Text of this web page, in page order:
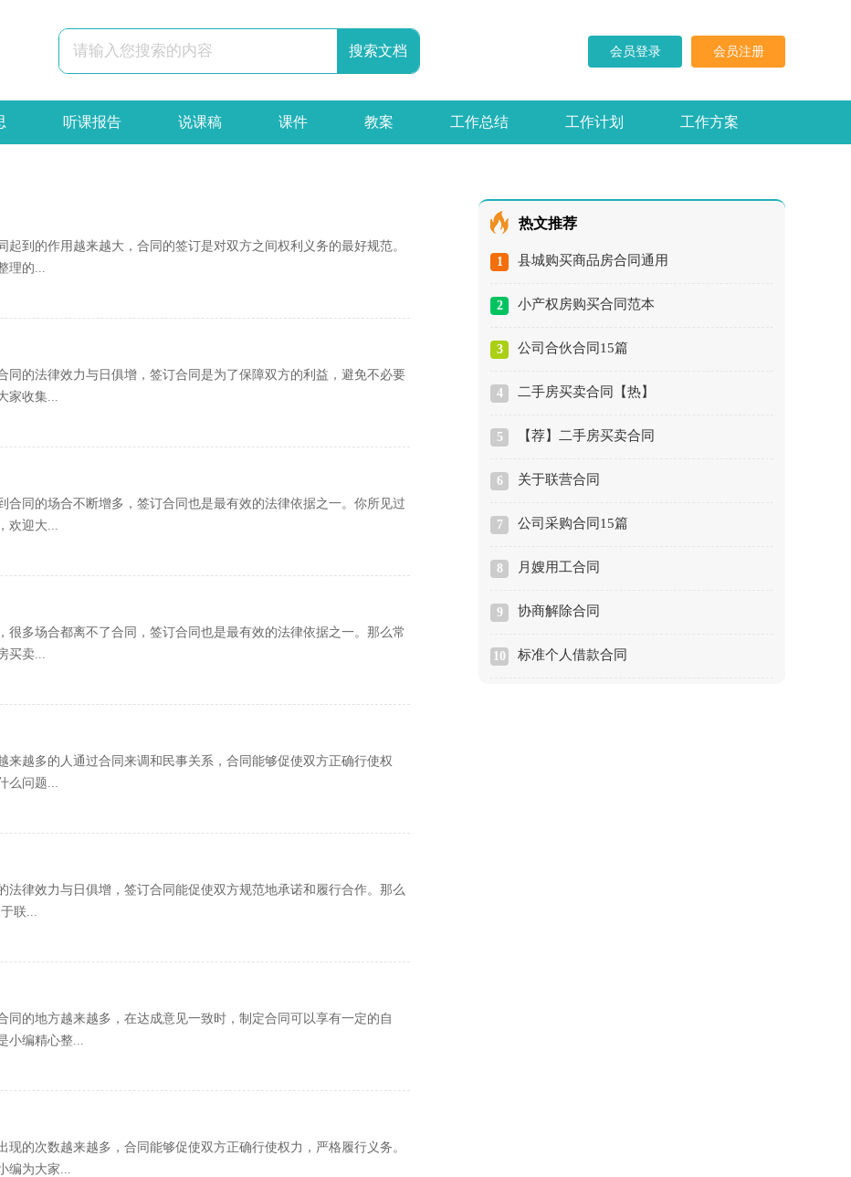
会员登录 会员注册
听课报告 说课稿 课件 教案 工作总结 工作计划 工作方案
到的作用越来越大，合同的签订是对双方之间权利义务的最好规范。
理的...
的法律效力与日俱增，签订合同是为了保障双方的利益，避免不必要
家收集...
同的场合不断增多，签订合同也是最有效的法律依据之一。你所见过
欢迎大...
多场合都离不了合同，签订合同也是最有效的法律依据之一。那么常
买卖...
来越多的人通过合同来调和民事关系，合同能够促使双方正确行使权
么问题...
律效力与日俱增，签订合同能促使双方规范地承诺和履行合作。那么
联...
的地方越来越多，在达成意见一致时，制定合同可以享有一定的自
小编精心整...
的次数越来越多，合同能够促使双方正确行使权力，严格履行义务。
编为大家...
热文推荐
1 县城购买商品房合同通用
2 小产权房购买合同范本
3 公司合伙合同15篇
4 二手房买卖合同【热】
5 【荐】二手房买卖合同
6 关于联营合同
7 公司采购合同15篇
8 月嫂用工合同
9 协商解除合同
10 标准个人借款合同